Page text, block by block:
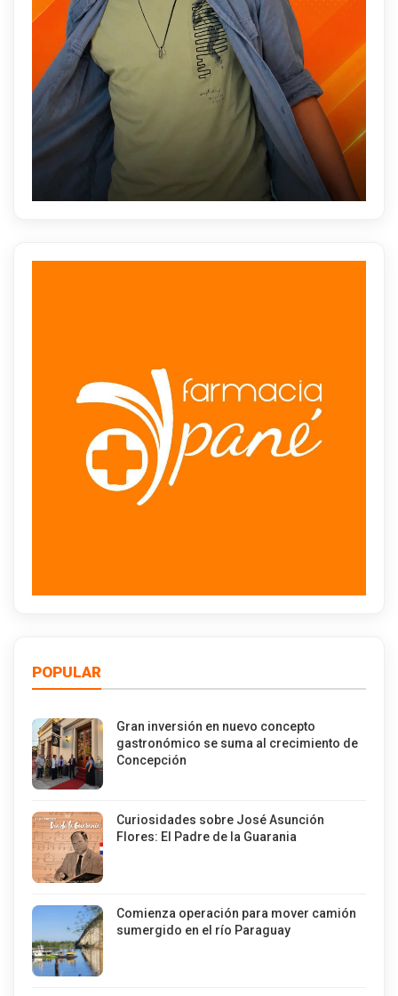
POPULAR
Gran inversión en nuevo concepto
gastronómico se suma al crecimiento de
Concepción
Curiosidades sobre José Asunción
Flores: El Padre de la Guarania
Comienza operación para mover camión
sumergido en el río Paraguay